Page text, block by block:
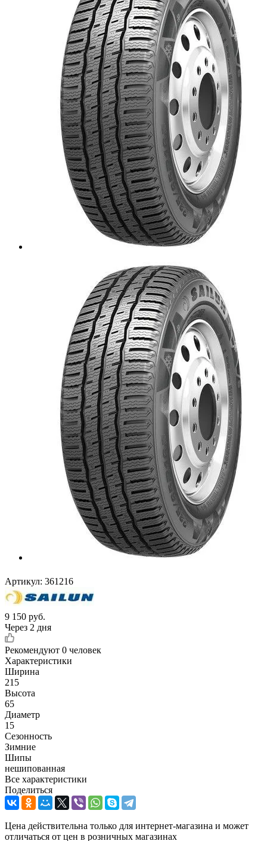
Артикул: 361216
9 150 руб.
Через 2 дня
Рекомендуют 0 человек
Характеристики
Ширина
215
Высота
65
Диаметр
15
Сезонность
Зимние
Шипы
нешипованная
Все характеристики
Поделиться
Цена действительна только для интернет-магазина и может
отличаться от цен в розничных магазинах